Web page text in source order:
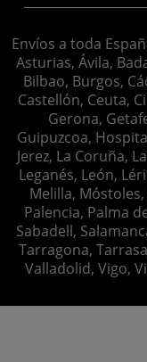
Envíos a toda
Asturias, Ávila,
Bilbao, Burgos,
Castellón, Ceuta,
Gerona,
Guipuzcoa,
Jerez, La Coruña,
Leganés, León,
Melilla,
Palencia, Palma
Sabadell,
Tarragona,
Valladolid, Vigo,